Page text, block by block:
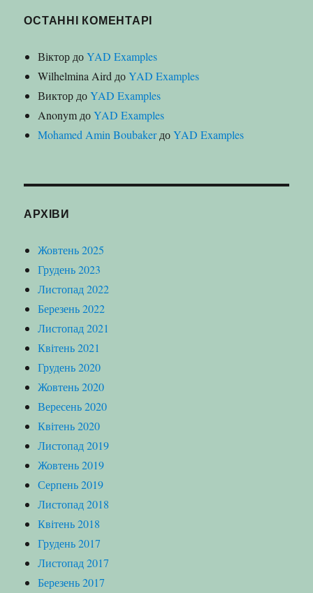
ОСТАННІ КОМЕНТАРІ
Віктор доYAD Examples
Wilhelmina Aird доYAD Examples
Виктор доYAD Examples
Anonym доYAD Examples
Mohamed Amin BoubakerдоYAD Examples
АРХІВИ
Жовтень 2025
Грудень 2023
Листопад 2022
Березень 2022
Листопад 2021
Квітень 2021
Грудень 2020
Жовтень 2020
Вересень 2020
Квітень 2020
Листопад 2019
Жовтень 2019
Серпень 2019
Листопад 2018
Квітень 2018
Грудень 2017
Листопад 2017
Березень 2017